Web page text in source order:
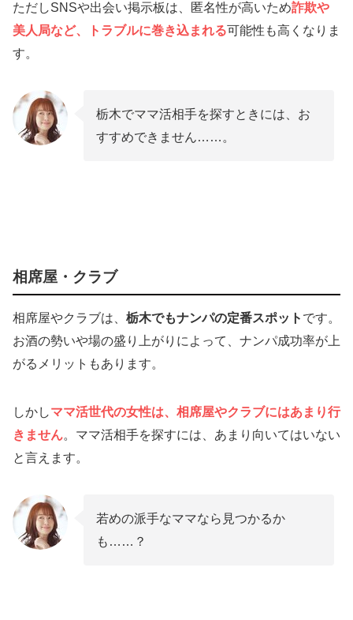
【栃木県宇都宮市】HOTEL VIENNE
栃木で実際にママ活している人の口コミ一覧
ただしSNSや出会い掲示板は、匿名性が高いため詐欺や
美人局など、トラブルに巻き込まれる可能性も高くなりま
す。
栃木でママ活相手を探すときには、お
すすめできません……。
相席屋・クラブ
相席屋やクラブは、 栃木でもナンパの定番スポット です。
お酒の勢いや場の盛り上がりによって、ナンパ成功率が上
がるメリットもあります。
しかしママ活世代の女性は、相席屋やクラブにはあまり行
きません。ママ活相手を探すには、あまり向いてはいない
と言えます。
若めの派手なママなら見つかるか
も……？